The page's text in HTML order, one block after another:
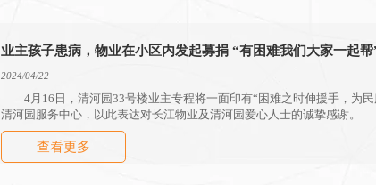
业主孩子患病，物业在小区内发起募捐 “有困难我们大家一起
2024/04/22
4月16日，清河园33号楼业主专程将一面印有“困难之时伸援手，为民
清河园服务中心，以此表达对长江物业及清河园爱心人士的诚挚感谢。
查看更多